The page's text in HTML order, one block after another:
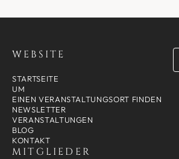
WEBSITE
STARTSEITE
UM
EINEN VERANSTALTUNGSORT FINDEN
NEWSLETTER
VERANSTALTUNGEN
BLOG
KONTAKT
MITGLIEDER